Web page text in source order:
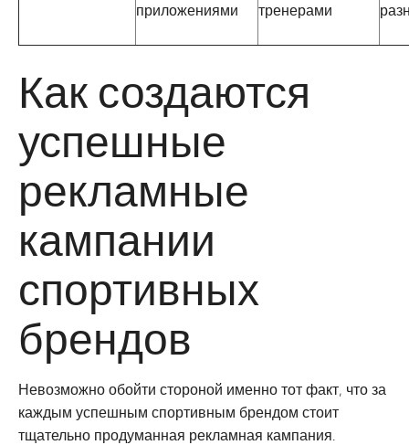
приложениями
тренерами
Как создаются
успешные
рекламные
кампании
спортивных
брендов
Невозможно обойти стороной именно тот факт, что за
каждым успешным спортивным брендом стоит
тщательно продуманная рекламная кампания.